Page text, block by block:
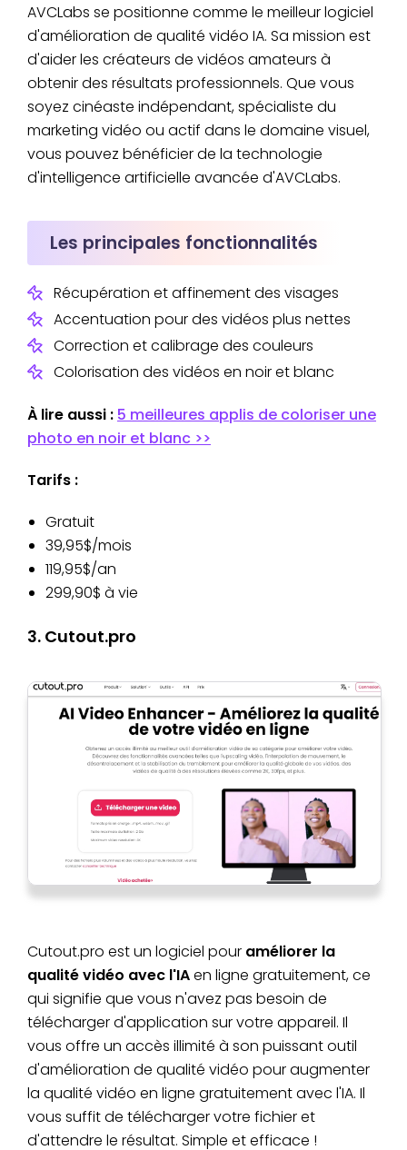
AVCLabs se positionne comme le meilleur logiciel
d'amélioration de qualité vidéo IA. Sa mission est
d'aider les créateurs de vidéos amateurs à
obtenir des résultats professionnels. Que vous
soyez cinéaste indépendant, spécialiste du
marketing vidéo ou actif dans le domaine visuel,
vous pouvez bénéficier de la technologie
d'intelligence artificielle avancée d'AVCLabs.
Les principales fonctionnalités
Récupération et affinement des visages
Accentuation pour des vidéos plus nettes
Correction et calibrage des couleurs
Colorisation des vidéos en noir et blanc
À lire aussi : 5 meilleures applis de coloriser une
photo en noir et blanc >>
Tarifs :
Gratuit
39,95$/mois
119,95$/an
299,90$ à vie
3. Cutout.pro
Cutout.pro est un logiciel pour améliorer la
qualité vidéo avec l'IAen ligne gratuitement, ce
qui signifie que vous n'avez pas besoin de
télécharger d'application sur votre appareil. Il
vous offre un accès illimité à son puissant outil
d'amélioration de qualité vidéo pour augmenter
la qualité vidéo en ligne gratuitement avec l'IA. Il
vous suffit de télécharger votre fichier et
d'attendre le résultat. Simple et efficace !